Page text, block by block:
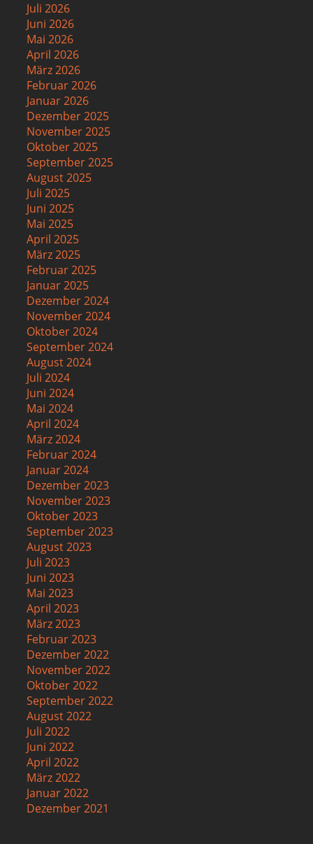
Juli 2026
Juni 2026
Mai 2026
April 2026
März 2026
Februar 2026
Januar 2026
Dezember 2025
November 2025
Oktober 2025
September 2025
August 2025
Juli 2025
Juni 2025
Mai 2025
April 2025
März 2025
Februar 2025
Januar 2025
Dezember 2024
November 2024
Oktober 2024
September 2024
August 2024
Juli 2024
Juni 2024
Mai 2024
April 2024
März 2024
Februar 2024
Januar 2024
Dezember 2023
November 2023
Oktober 2023
September 2023
August 2023
Juli 2023
Juni 2023
Mai 2023
April 2023
März 2023
Februar 2023
Dezember 2022
November 2022
Oktober 2022
September 2022
August 2022
Juli 2022
Juni 2022
April 2022
März 2022
Januar 2022
Dezember 2021